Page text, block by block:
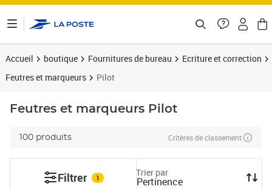
Accueil boutique Fournitures de bureau
Ecriture et correction
Feutres et marqueurs
Pilot
Feutres et marqueurs Pilot
100 produits Critères de classement
Filtrer 1 Trier par
Pertinence